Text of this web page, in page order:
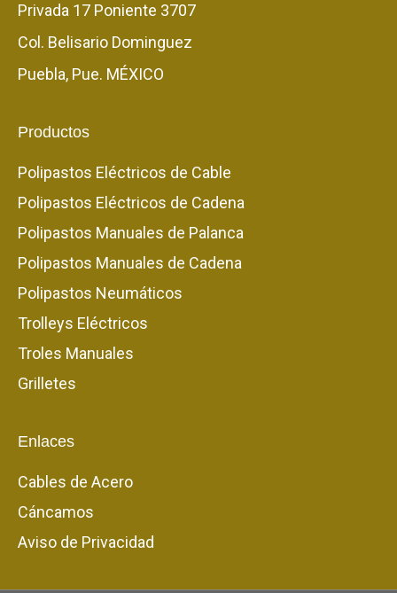
Privada 17 Poniente 3707
Col. Belisario Dominguez
Puebla, Pue. MÉXICO
Productos
Polipastos Eléctricos de Cable
Polipastos Eléctricos de Cadena
Polipastos Manuales de Palanca
Polipastos Manuales de Cadena
Polipastos Neumáticos
Trolleys Eléctricos
Troles Manuales
Grilletes
Enlaces
Cables de Acero
Cáncamos
Aviso de Privacidad